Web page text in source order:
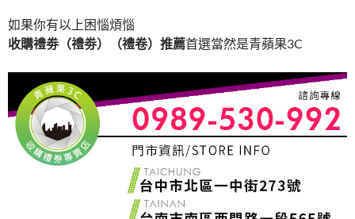
如果你有以上困惱煩惱
收購禮劵（禮劵）（禮卷）推薦首選當然是青蘋果3C